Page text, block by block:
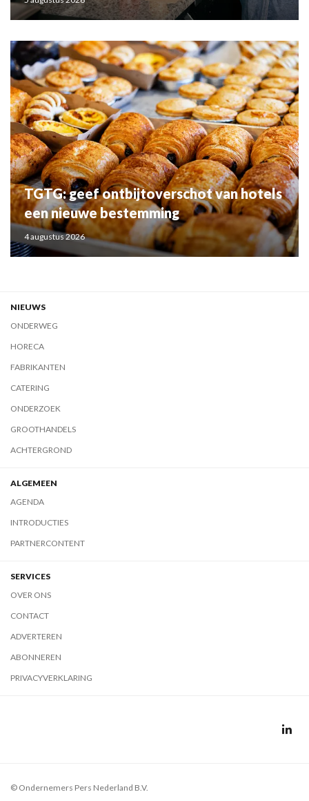
TGTG: geef ontbijtoverschot van hotels
een nieuwe bestemming
4 augustus 2026
NIEUWS
ONDERWEG
HORECA
FABRIKANTEN
CATERING
ONDERZOEK
GROOTHANDELS
ACHTERGROND
ALGEMEEN
AGENDA
INTRODUCTIES
PARTNERCONTENT
SERVICES
OVER ONS
CONTACT
ADVERTEREN
ABONNEREN
PRIVACYVERKLARING
© Ondernemers Pers Nederland B.V.